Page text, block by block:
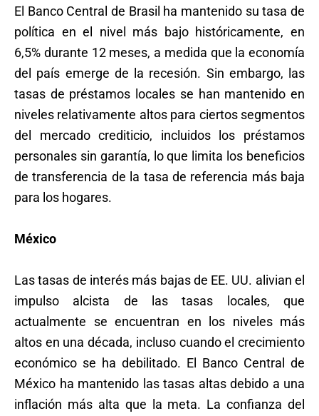
El Banco Central de Brasil ha mantenido su tasa de
política en el nivel más bajo históricamente, en
6,5% durante 12 meses, a medida que la economía
del país emerge de la recesión. Sin embargo, las
tasas de préstamos locales se han mantenido en
niveles relativamente altos para ciertos segmentos
del mercado crediticio, incluidos los préstamos
personales sin garantía, lo que limita los beneficios
de transferencia de la tasa de referencia más baja
para los hogares.
México
Las tasas de interés más bajas de EE. UU. alivian el
impulso alcista de las tasas locales, que
actualmente se encuentran en los niveles más
altos en una década, incluso cuando el crecimiento
económico se ha debilitado. El Banco Central de
México ha mantenido las tasas altas debido a una
inflación más alta que la meta. La confianza del